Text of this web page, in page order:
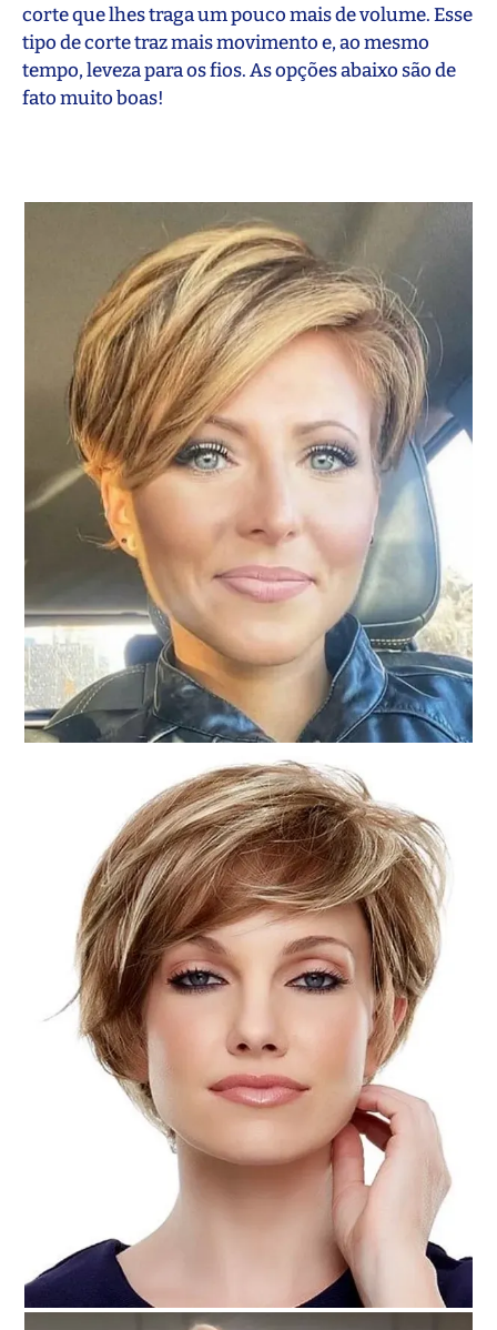
corte que lhes traga um pouco mais de volume. Esse
tipo de corte traz mais movimento e, ao mesmo
tempo, leveza para os fios. As opções abaixo são de
fato muito boas!